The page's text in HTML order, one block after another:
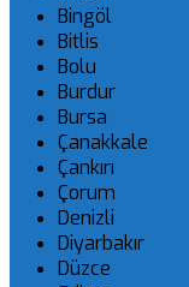
Bingöl
Bitlis
Bolu
Burdur
Bursa
Çanakkale
Çankırı
Çorum
Denizli
Diyarbakır
Düzce